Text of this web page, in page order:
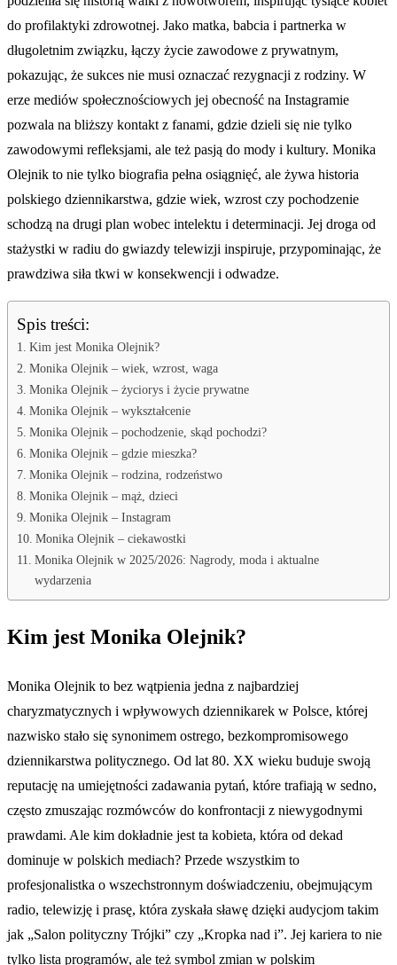
do profilaktyki zdrowotnej. Jako matka, babcia i partnerka w
długoletnim związku, łączy życie zawodowe z prywatnym,
pokazując, że sukces nie musi oznaczać rezygnacji z rodziny. W
erze mediów społecznościowych jej obecność na Instagramie
pozwala na bliższy kontakt z fanami, gdzie dzieli się nie tylko
zawodowymi refleksjami, ale też pasją do mody i kultury. Monika
Olejnik to nie tylko biografia pełna osiągnięć, ale żywa historia
polskiego dziennikarstwa, gdzie wiek, wzrost czy pochodzenie
schodzą na drugi plan wobec intelektu i determinacji. Jej droga od
stażystki w radiu do gwiazdy telewizji inspiruje, przypominając, że
prawdziwa siła tkwi w konsekwencji i odwadze.
Spis treści:
Kim jest Monika Olejnik?
Monika Olejnik – wiek, wzrost, waga
Monika Olejnik – życiorys i życie prywatne
Monika Olejnik – wykształcenie
Monika Olejnik – pochodzenie, skąd pochodzi?
Monika Olejnik – gdzie mieszka?
Monika Olejnik – rodzina, rodzeństwo
Monika Olejnik – mąż, dzieci
Monika Olejnik – Instagram
Monika Olejnik – ciekawostki
Monika Olejnik w 2025/2026: Nagrody, moda i aktualne
wydarzenia
Kim jest Monika Olejnik?
Monika Olejnik to bez wątpienia jedna z najbardziej
charyzmatycznych i wpływowych dziennikarek w Polsce, której
nazwisko stało się synonimem ostrego, bezkompromisowego
dziennikarstwa politycznego. Od lat 80. XX wieku buduje swoją
reputację na umiejętności zadawania pytań, które trafiają w sedno,
często zmuszając rozmówców do konfrontacji z niewygodnymi
prawdami. Ale kim dokładnie jest ta kobieta, która od dekad
dominuje w polskich mediach? Przede wszystkim to
profesjonalistka o wszechstronnym doświadczeniu, obejmującym
radio, telewizję i prasę, która zyskała sławę dzięki audycjom takim
jak „Salon polityczny Trójki” czy „Kropka nad i”. Jej kariera to nie
tylko lista programów, ale też symbol zmian w polskim